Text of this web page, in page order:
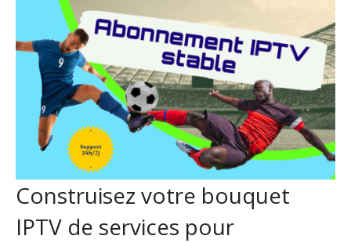
Construisez votre bouquet
IPTV de services pour